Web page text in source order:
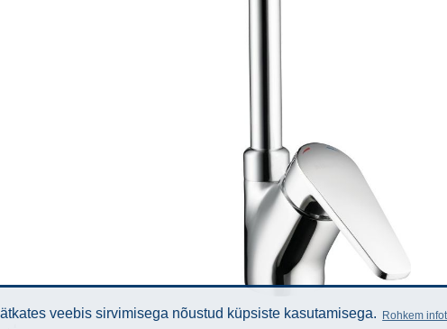
veebis sirvimisega nõustud küpsiste kasutamisega. Rohkem